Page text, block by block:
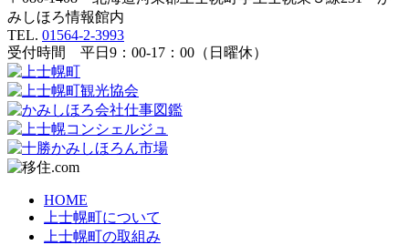
みしほろ情報館内
TEL. 01564-2-3993
受付時間 平日9：00-17：00（日曜休）
HOME
上士幌町について
上士幌町の取組み